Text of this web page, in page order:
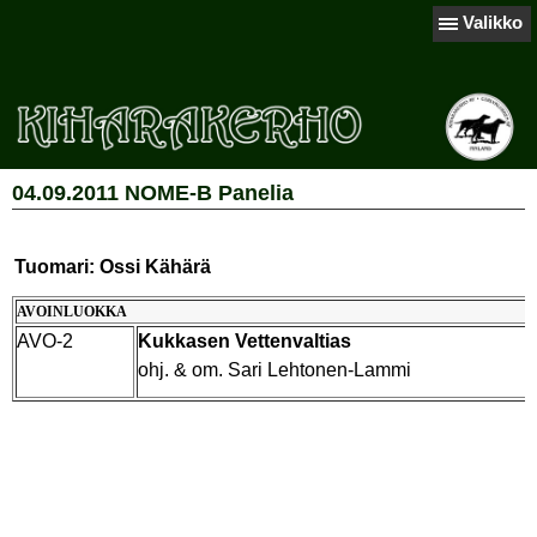
Valikko
04.09.2011 NOME-B Panelia
Tuomari: Ossi Kähärä
AVOINLUOKKA
AVO-2
Kukkasen Vettenvaltias
ohj. & om. Sari Lehtonen-Lammi